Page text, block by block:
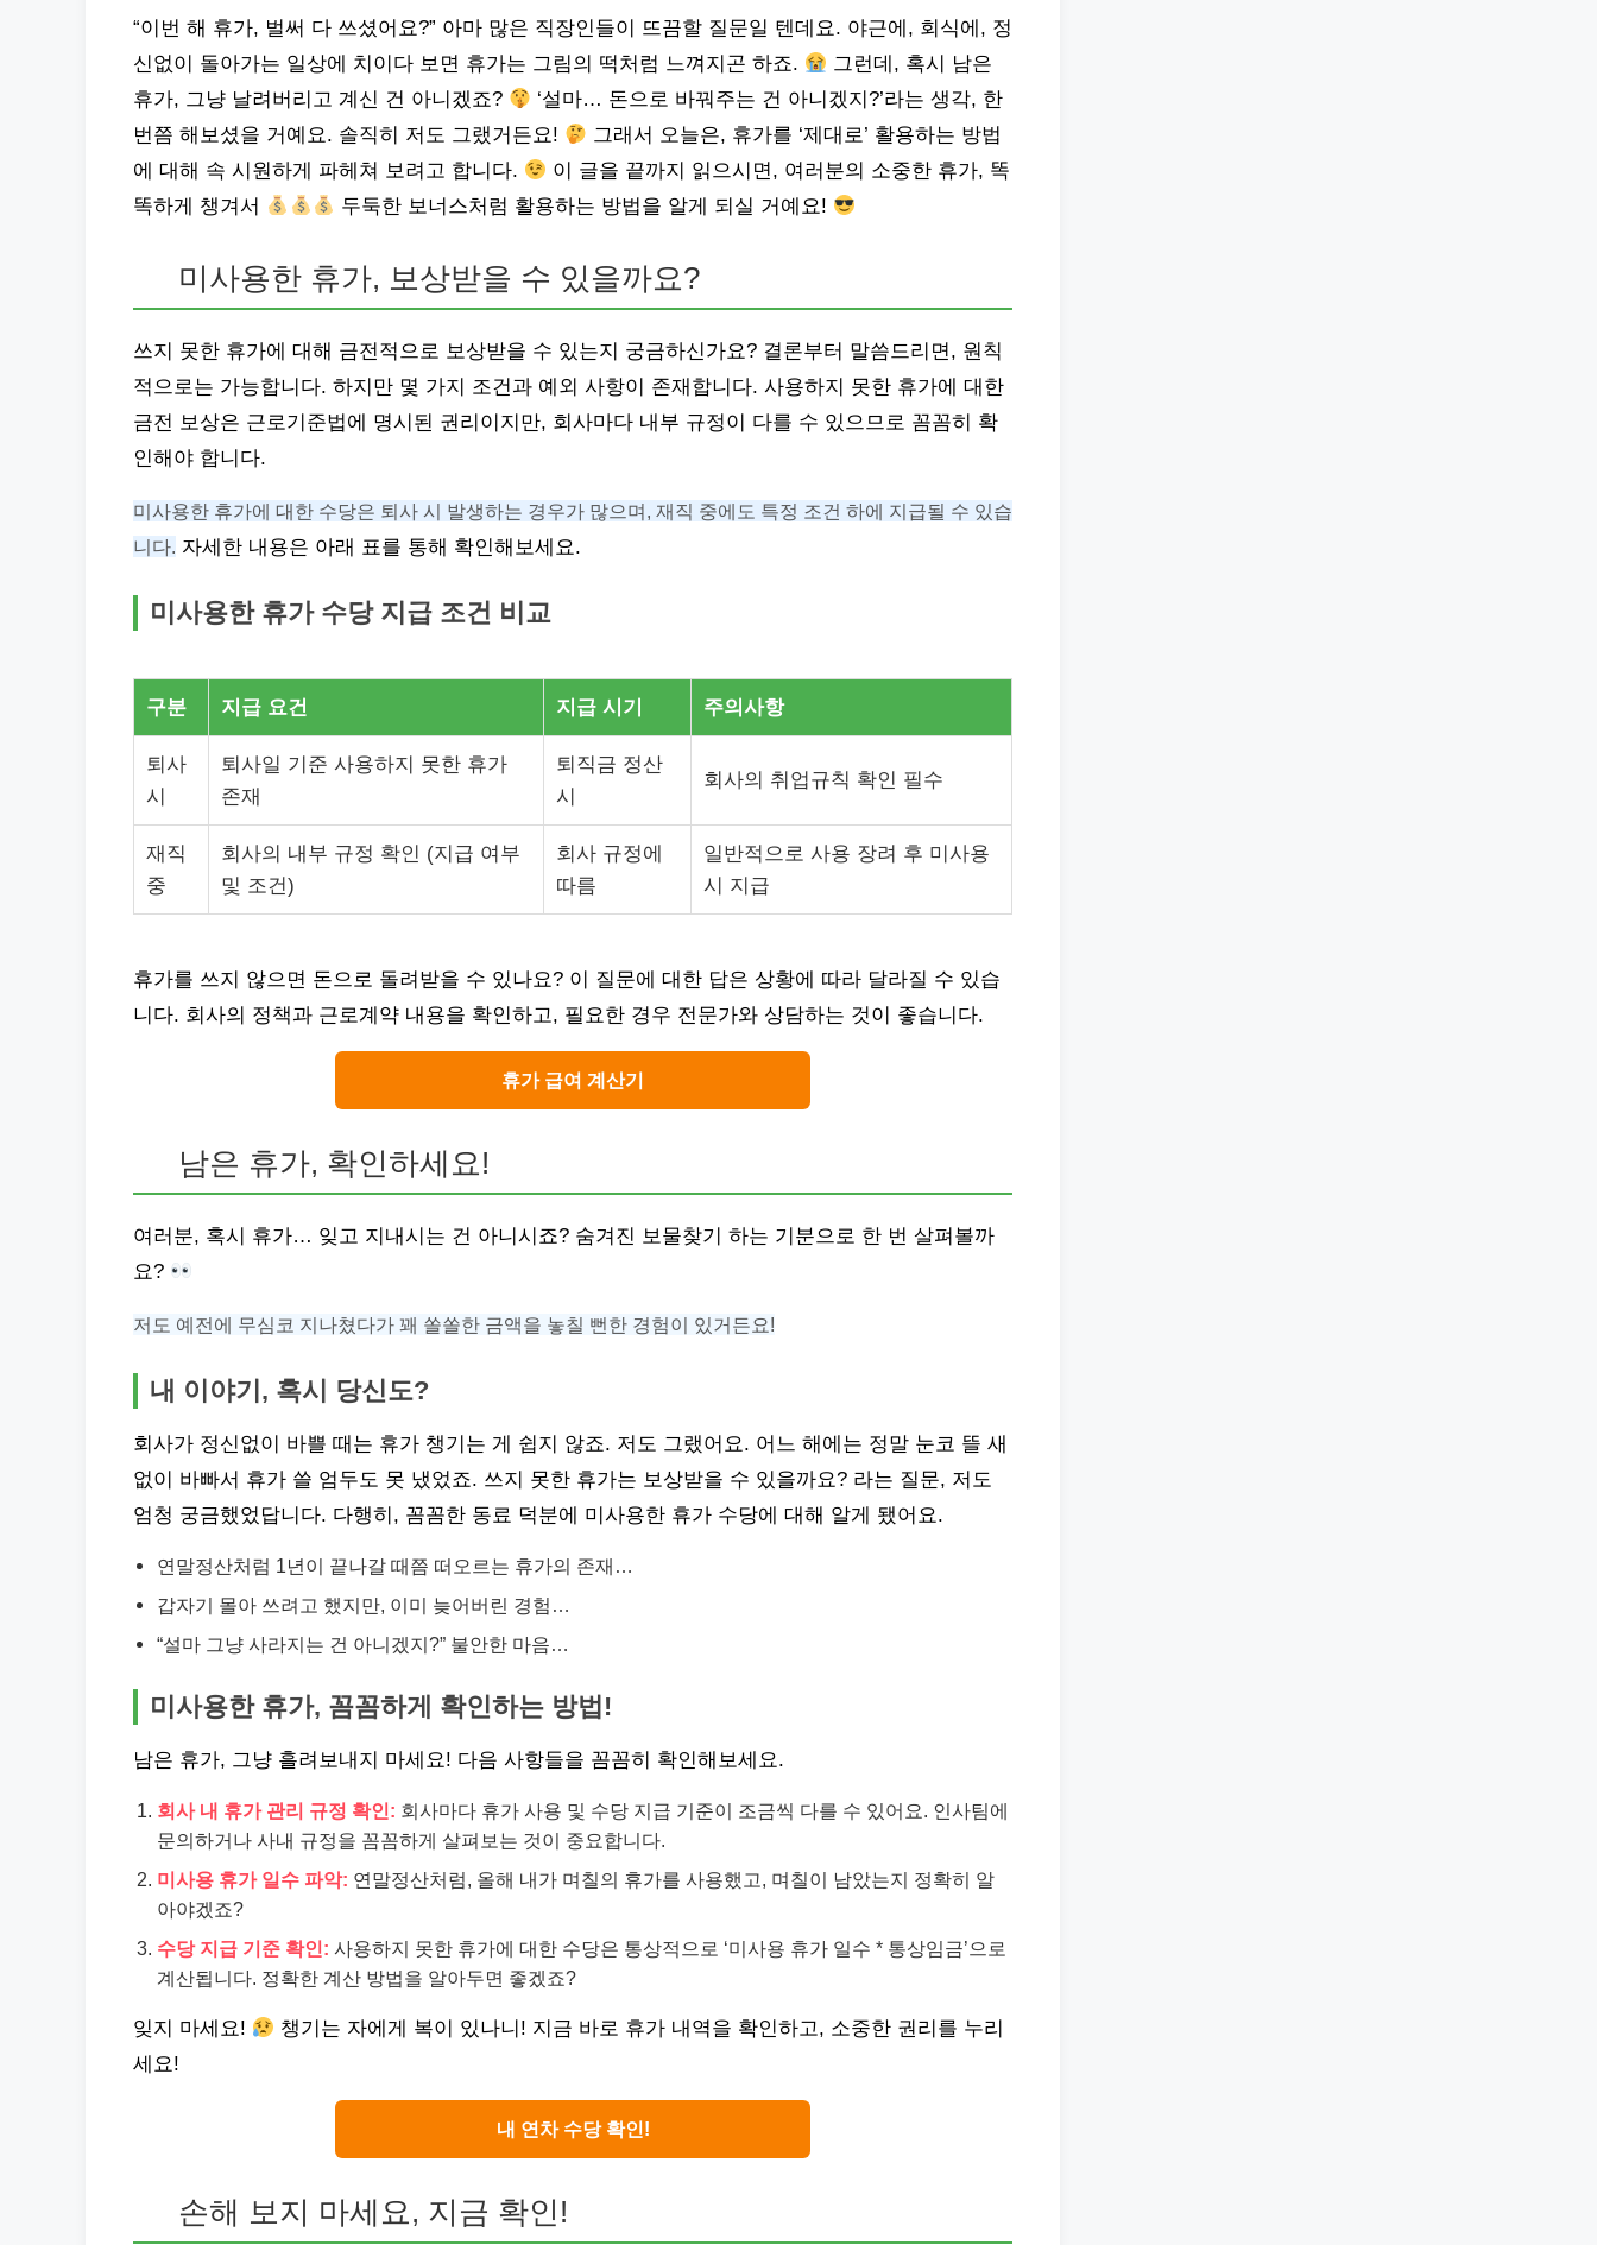
“이번 해 휴가, 벌써 다 쓰셨어요?” 아마 많은 직장인들이 뜨끔할 질문일 텐데요. 야근에, 회식에, 정
신없이 돌아가는 일상에 치이다 보면 휴가는 그림의 떡처럼 느껴지곤 하죠.
그런데, 혹시 남은
휴가, 그냥 날려버리고 계신 건 아니겠죠?
‘설마… 돈으로 바꿔주는 건 아니겠지?’라는 생각, 한
번쯤 해보셨을 거예요. 솔직히 저도 그랬거든요!
그래서 오늘은, 휴가를 ‘제대로’ 활용하는 방법
에 대해 속 시원하게 파헤쳐 보려고 합니다.
이 글을 끝까지 읽으시면, 여러분의 소중한 휴가, 똑
똑하게 챙겨서
두둑한 보너스처럼 활용하는 방법을 알게 되실 거예요!
미사용한 휴가, 보상받을 수 있을까요?
쓰지 못한 휴가에 대해 금전적으로 보상받을 수 있는지 궁금하신가요? 결론부터 말씀드리면, 원칙
적으로는 가능합니다. 하지만 몇 가지 조건과 예외 사항이 존재합니다. 사용하지 못한 휴가에 대한
금전 보상은 근로기준법에 명시된 권리이지만, 회사마다 내부 규정이 다를 수 있으므로 꼼꼼히 확
인해야 합니다.
미사용한 휴가에 대한 수당은 퇴사 시 발생하는 경우가 많으며, 재직 중에도 특정 조건 하에 지급될 수 있습
니다. 자세한 내용은 아래 표를 통해 확인해보세요.
미사용한 휴가 수당 지급 조건 비교
구분 지급 요건 지급 시기 주의사항
퇴사
시
퇴사일 기준 사용하지 못한 휴가
존재
퇴직금 정산
시
회사의 취업규칙 확인 필수
재직
중
회사의 내부 규정 확인 (지급 여부
및 조건)
회사 규정에
따름
일반적으로 사용 장려 후 미사용
시 지급
휴가를 쓰지 않으면 돈으로 돌려받을 수 있나요? 이 질문에 대한 답은 상황에 따라 달라질 수 있습
니다. 회사의 정책과 근로계약 내용을 확인하고, 필요한 경우 전문가와 상담하는 것이 좋습니다.
휴가 급여 계산기
남은 휴가, 확인하세요!
여러분, 혹시 휴가… 잊고 지내시는 건 아니시죠? 숨겨진 보물찾기 하는 기분으로 한 번 살펴볼까
요?
저도 예전에 무심코 지나쳤다가 꽤 쏠쏠한 금액을 놓칠 뻔한 경험이 있거든요!
내 이야기, 혹시 당신도?
회사가 정신없이 바쁠 때는 휴가 챙기는 게 쉽지 않죠. 저도 그랬어요. 어느 해에는 정말 눈코 뜰 새
없이 바빠서 휴가 쓸 엄두도 못 냈었죠. 쓰지 못한 휴가는 보상받을 수 있을까요? 라는 질문, 저도
엄청 궁금했었답니다. 다행히, 꼼꼼한 동료 덕분에 미사용한 휴가 수당에 대해 알게 됐어요.
연말정산처럼 1년이 끝나갈 때쯤 떠오르는 휴가의 존재…
갑자기 몰아 쓰려고 했지만, 이미 늦어버린 경험…
“설마 그냥 사라지는 건 아니겠지?” 불안한 마음…
미사용한 휴가, 꼼꼼하게 확인하는 방법!
남은 휴가, 그냥 흘려보내지 마세요! 다음 사항들을 꼼꼼히 확인해보세요.
회사 내 휴가 관리 규정 확인: 회사마다 휴가 사용 및 수당 지급 기준이 조금씩 다를 수 있어요. 인사팀에
문의하거나 사내 규정을 꼼꼼하게 살펴보는 것이 중요합니다.
미사용 휴가 일수 파악: 연말정산처럼, 올해 내가 며칠의 휴가를 사용했고, 며칠이 남았는지 정확히 알
아야겠죠?
수당 지급 기준 확인: 사용하지 못한 휴가에 대한 수당은 통상적으로 ‘미사용 휴가 일수 * 통상임금’으로
계산됩니다. 정확한 계산 방법을 알아두면 좋겠죠?
잊지 마세요!
챙기는 자에게 복이 있나니! 지금 바로 휴가 내역을 확인하고, 소중한 권리를 누리
세요!
내 연차 수당 확인!
손해 보지 마세요, 지금 확인!